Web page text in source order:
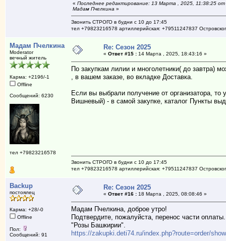
« Последнее редактирование: 13 Марта , 2025, 11:38:25 от
Мадам Пчелкина »
Звонить СТРОГО в будни с 10 до 17:45
тел +79823216578 артиллерийская: +79511247837
Мадам Пчелкина
Moderator
вечный житель
Карма: +2196/-1
Offline
Сообщений: 6230
тел +79823216578
Re: Сезон 2025
« Ответ #15 :14 Марта , 2025, 18:43:16 »
По закупкам лилии и многолетники( до завтра)
, в вашем заказе, во вкладке Доставка.
Если вы выбрали получение от организатора, то
Вишневый) - в самой закупке, каталог Пункты
Звонить СТРОГО в будни с 10 до 17:45
тел +79823216578 артиллерийская: +79511247837
Backup
постоялец
Карма: +28/-0
Offline
Пол:
Сообщений: 91
Re: Сезон 2025
« Ответ #16 :18 Марта , 2025, 08:08:46 »
Мадам Пчелкина, доброе утро!
Подтвердите, пожалуйста, перенос части
"Розы Башкирии".
https://zakupki.deti74.ru/index.php?route=order/